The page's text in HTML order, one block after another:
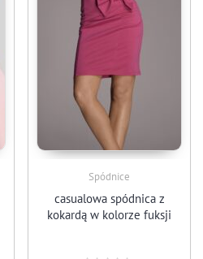
Spódnice
casualowa spódnica z
kokardą w kolorze fuksji